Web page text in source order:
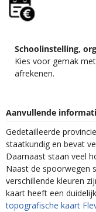
Schoolinstelling,
Kies voor gemak met
afrekenen.
Aanvullende
Gedetailleerde
staatkundig en bevat
Daarnaast staan veel
Naast de spoorwegen
verschillende kleuren
kaart heeft een
topografische kaart